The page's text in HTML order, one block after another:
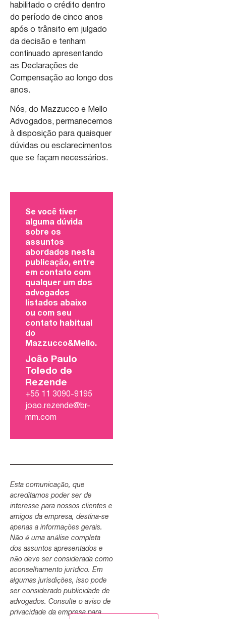
habilitado o crédito dentro
do período de cinco anos
após o trânsito em julgado
da decisão e tenham
continuado apresentando
as Declarações de
Compensação ao longo dos
anos.
Nós, do Mazzucco e Mello
Advogados, permanecemos
à disposição para quaisquer
dúvidas ou esclarecimentos
que se façam necessários.
Se você tiver
alguma dúvida
sobre os
assuntos
abordados nesta
publicação, entre
em contato com
qualquer um dos
advogados
listados abaixo
ou com seu
contato habitual
do
Mazzucco&Mello.
João Paulo
Toledo de
Rezende
+55 11 3090-9195
joao.rezende@br-
mm.com
Esta comunicação, que
acreditamos poder ser de
interesse para nossos clientes e
amigos da empresa, destina-se
apenas a informações gerais.
Não é uma análise completa
dos assuntos apresentados e
não deve ser considerada como
aconselhamento jurídico. Em
algumas jurisdições, isso pode
ser considerado publicidade de
advogados. Consulte o aviso de
privacidade da empresa para